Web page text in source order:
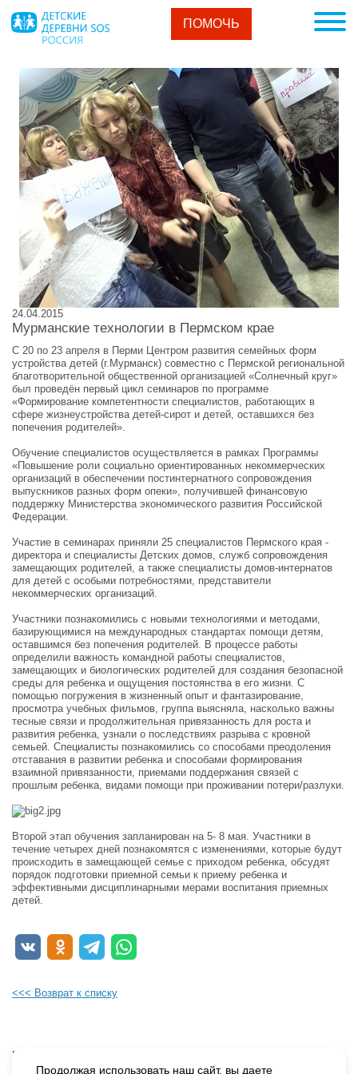
ПОМОЧЬ
24.04.2015
Мурманские технологии в Пермском крае
С 20 по 23 апреля в Перми Центром развития семейных форм
устройства детей (г.Мурманск) совместно с Пермской региональной
благотворительной общественной организацией «Солнечный круг»
был проведён первый цикл семинаров по программе
«Формирование компетентности специалистов, работающих в
сфере жизнеустройства детей-сирот и детей, оставшихся без
попечения родителей».
Обучение специалистов осуществляется в рамках Программы
«Повышение роли социально ориентированных некоммерческих
организаций в обеспечении постинтернатного сопровождения
выпускников разных форм опеки», получившей финансовую
поддержку Министерства экономического развития Российской
Федерации.
Участие в семинарах приняли 25 специалистов Пермского края -
директора и специалисты Детских домов, служб сопровождения
замещающих родителей, а также специалисты домов-интернатов
для детей с особыми потребностями, представители
некоммерческих организаций.
Участники познакомились с новыми технологиями и методами,
базирующимися на международных стандартах помощи детям,
оставшимся без попечения родителей. В процессе работы
определили важность командной работы специалистов,
замещающих и биологических родителей для создания безопасной
среды для ребенка и ощущения постоянства в его жизни. С
помощью погружения в жизненный опыт и фантазирование,
просмотра учебных фильмов, группа выясняла, насколько важны
тесные связи и продолжительная привязанность для роста и
развития ребенка, узнали о последствиях разрыва с кровной
семьей. Специалисты познакомились со способами преодоления
отставания в развитии ребенка и способами формирования
взаимной привязанности, приемами поддержания связей с
прошлым ребенка, видами помощи при проживании потери/разлуки.
Второй этап обучения запланирован на 5- 8 мая. Участники в
течение четырех дней познакомятся с изменениями, которые будут
происходить в замещающей семье с приходом ребенка, обсудят
порядок подготовки приемной семьи к приему ребенка и
эффективными дисциплинарными мерами воспитания приемных
детей.
<<< Возврат к списку
Будьте в курсе наших событий, подпишитесь на новости и акции
Продолжая использовать наш сайт, вы даете